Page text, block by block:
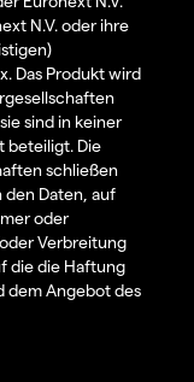
N.V. oder ihre
Das Produkt wird
sind in keiner
beteiligt. Die
schließen
Daten, auf
oder
Verbreitung
die die Haftung
dem Angebot des